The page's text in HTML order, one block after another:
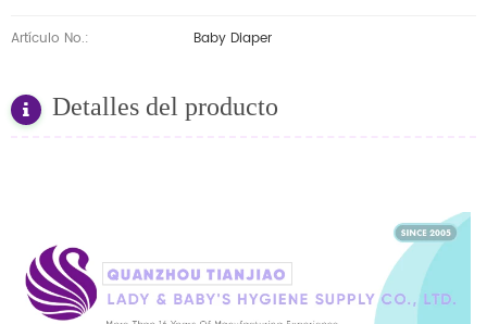
Artículo No.: Baby Diaper
Detalles del producto